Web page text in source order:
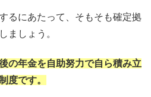
るにあたって、そもそも確定拠
ましょう。
の年金を自助努力で自ら積み立
度です。